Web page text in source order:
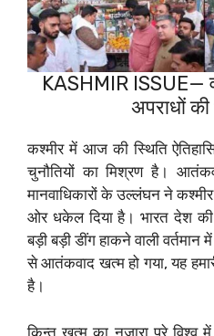
KASHMIR ISSUE—
अपराधों
कश्मीर में आज की स्थिति
चुनौतियों का मिश्रण है।
मानवाधिकारों के उल्लंघन ने
ओर धकेल दिया है। भारत देश की
बड़ी बड़ी डींग हाकने वाली
से आतंकवाद खत्म हो गया, यह
है।
किन्तु खत्म का नजारा पूरे